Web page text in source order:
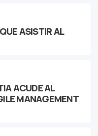
ASISTIR AL
ACUDE AL
MANAGEMENT